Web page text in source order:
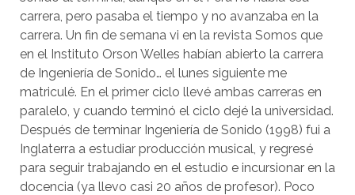
carrera, pero pasaba el tiempo y no avanzaba en la
carrera. Un fin de semana vi en la revista Somos que
en el Instituto Orson Welles habían abierto la carrera
de Ingeniería de Sonido… el lunes siguiente me
matriculé. En el primer ciclo llevé ambas carreras en
paralelo, y cuando terminó el ciclo dejé la universidad.
Después de terminar Ingeniería de Sonido (1998) fui a
Inglaterra a estudiar producción musical, y regresé
para seguir trabajando en el estudio e incursionar en la
docencia (ya llevo casi 20 años de profesor). Poco